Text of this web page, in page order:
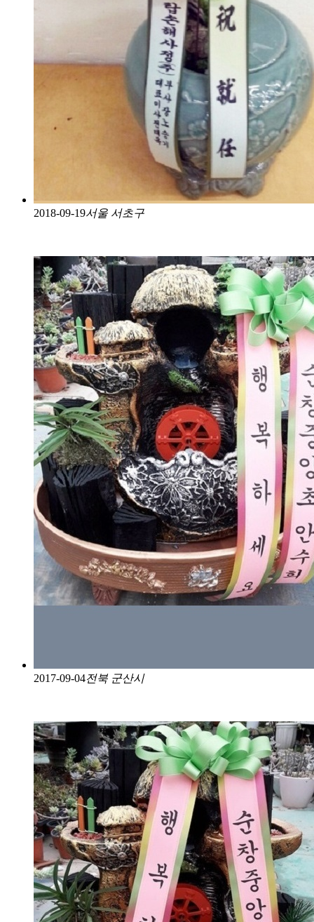
2018-09-19서울 서초구
2017-09-04전북 군산시